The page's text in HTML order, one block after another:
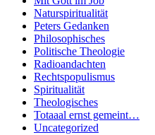
Naturspiritualität
Peters Gedanken
Philosophisches
Politische Theologie
Radioandachten
Rechtspopulismus
Spiritualität
Theologisches
Totaaal ernst gemeint…
Uncategorized